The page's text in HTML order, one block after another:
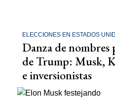
ELECCIONES EN ESTADOS
Danza de nombres
de Trump: Musk,
e inversionistas